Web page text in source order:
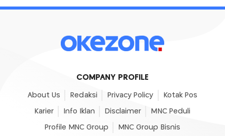
COMPANY PROFILE
About Us Redaksi Privacy Policy Kotak Pos
Karier Info Iklan Disclaimer MNC Peduli
Profile MNC Group MNC Group Bisnis